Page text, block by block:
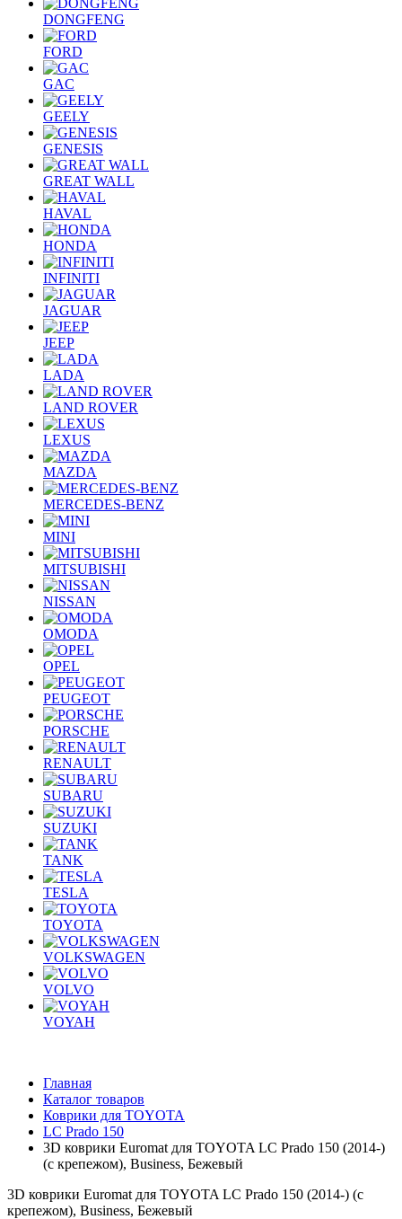
DONGFENG
FORD
GAC
GEELY
GENESIS
GREAT WALL
HAVAL
HONDA
INFINITI
JAGUAR
JEEP
LADA
LAND ROVER
LEXUS
MAZDA
MERCEDES-BENZ
MINI
MITSUBISHI
NISSAN
OMODA
OPEL
PEUGEOT
PORSCHE
RENAULT
SUBARU
SUZUKI
TANK
TESLA
TOYOTA
VOLKSWAGEN
VOLVO
VOYAH
Главная
Каталог товаров
Коврики для TOYOTA
LС Prado 150
3D коврики Euromat для TOYOTA LС Prado 150 (2014-)
(с крепежом), Business, Бежевый
3D коврики Euromat для TOYOTA LС Prado 150 (2014-) (с
крепежом), Business, Бежевый